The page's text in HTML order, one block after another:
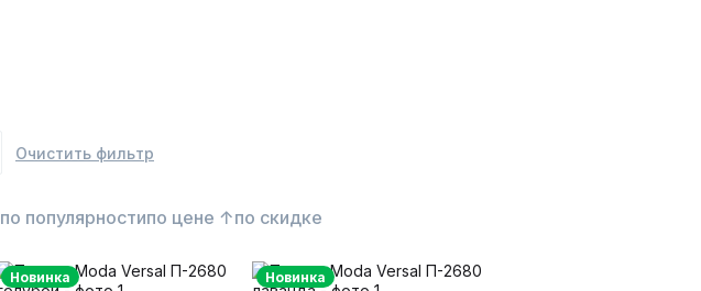
Очистить фильтр
по популярностипо цене ↑по скидке
Новинка Новинка